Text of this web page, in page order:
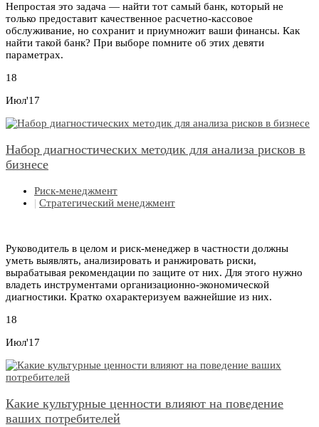
Непростая это задача — найти тот самый банк, который не
только предоставит качественное расчетно-кассовое
обслуживание, но сохранит и приумножит ваши финансы. Как
найти такой банк? При выборе помните об этих девяти
параметрах.
18
Июл'17
Набор диагностических методик для анализа рисков в
бизнесе
Риск-менеджмент
| Стратегический менеджмент
Руководитель в целом и риск-менеджер в частности должны
уметь выявлять, анализировать и ранжировать риски,
вырабатывая рекомендации по защите от них. Для этого нужно
владеть инструментами организационно-экономической
диагностики. Кратко охарактеризуем важнейшие из них.
18
Июл'17
Какие культурные ценности влияют на поведение
ваших потребителей